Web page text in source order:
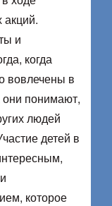
акций.
и
когда
вовлечены в
они понимают,
людей
детей в
которое